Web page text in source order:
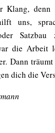
Klang,
uns,
Satzbau
die Arbeit
Dann
dich die